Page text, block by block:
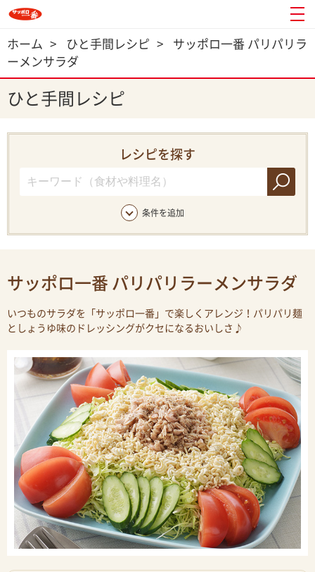
ホーム > ひと手間レシピ >
サッポロ一番 パリパリラ
ーメンサラダ
ひと手間レシピ
レシピを探す
条件を追加
サッポロ一番 パリパリラーメンサラダ
いつものサラダを「サッポロ一番」で楽しくアレンジ！パリパリ麺
としょうゆ味のドレッシングがクセになるおいしさ♪